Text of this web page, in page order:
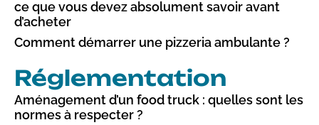
ce que vous devez absolument savoir avant
d’acheter
Comment démarrer une pizzeria ambulante ?
Réglementation
Aménagement d’un food truck : quelles sont les
normes à respecter ?